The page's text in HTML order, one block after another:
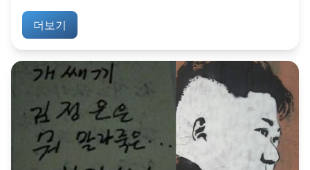
더보기